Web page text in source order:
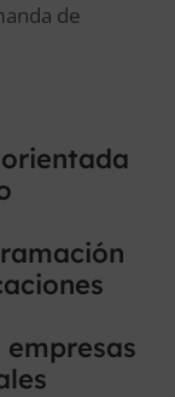
de